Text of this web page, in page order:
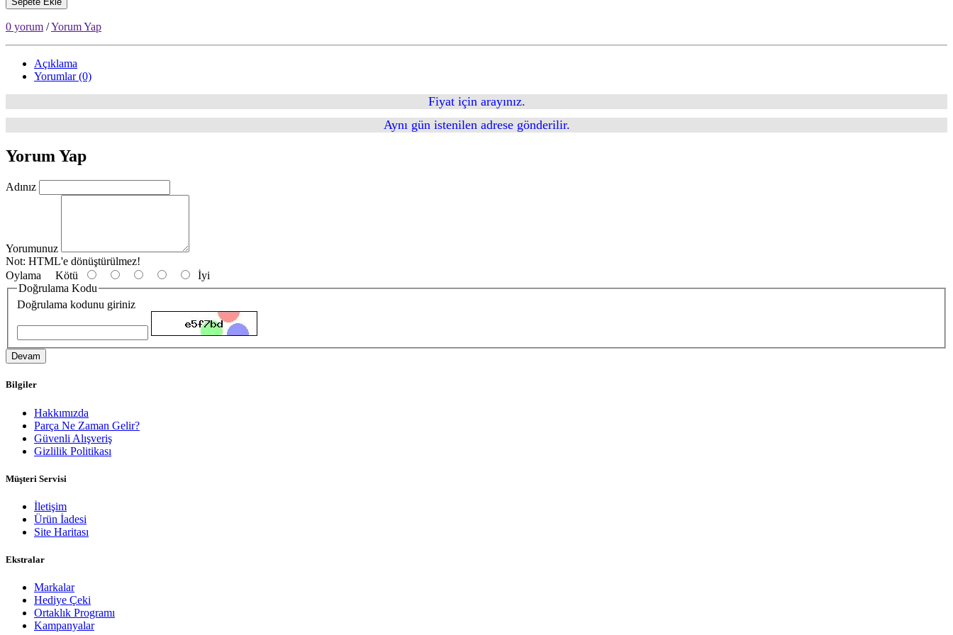
0 yorum /Yorum Yap
Açıklama
Yorumlar (0)
Fiyat için arayınız.
Aynı gün istenilen adrese gönderilir.
Yorum Yap
Adınız
Yorumunuz
Not: HTML'e dönüştürülmez!
Oylama Kötü
İyi
Doğrulama Kodu
Doğrulama kodunu giriniz
Devam
Bilgiler
Hakkımızda
Parça Ne Zaman Gelir?
Güvenli Alışveriş
Gizlilik Politikası
Müşteri Servisi
İletişim
Ürün İadesi
Site Haritası
Ekstralar
Markalar
Hediye Çeki
Ortaklık Programı
Kampanyalar